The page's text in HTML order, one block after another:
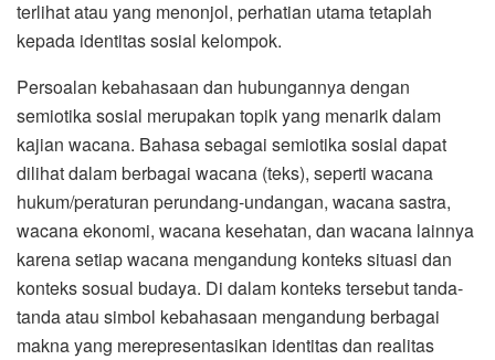
terlihat atau yang menonjol, perhatian utama tetaplah
kepada identitas sosial kelompok.
Persoalan kebahasaan dan hubungannya dengan
semiotika sosial merupakan topik yang menarik dalam
kajian wacana. Bahasa sebagai semiotika sosial dapat
dilihat dalam berbagai wacana (teks), seperti wacana
hukum/peraturan perundang-undangan, wacana sastra,
wacana ekonomi, wacana kesehatan, dan wacana lainnya
karena setiap wacana mengandung konteks situasi dan
konteks sosual budaya. Di dalam konteks tersebut tanda-
tanda atau simbol kebahasaan mengandung berbagai
makna yang merepresentasikan identitas dan realitas